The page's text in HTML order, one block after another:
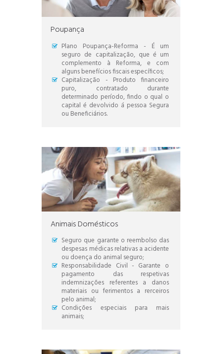
Poupança
Plano Poupança-Reforma - É um
seguro de capitalização, que é um
complemento à Reforma, e com
alguns benefícios fiscais específicos;
Capitalização - Produto financeiro
puro, contratado durante
determinado período, findo o qual o
capital é devolvido á pessoa Segura
ou Beneficiários.
Animais Domésticos
Seguro que garante o reembolso das
despesas médicas relativas a acidente
ou doença do animal seguro;
Responsabilidade Civil - Garante o
pagamento das respetivas
indemnizações referentes a danos
materiais ou ferimentos a rerceiros
pelo animal;
Condições especiais para mais
animais;